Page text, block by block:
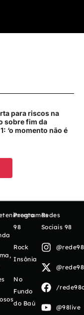
para riscos na
sobre fim da
‘o momento não é
Programas
98
Rock
Insônia
No
Fundo
do Baú
Redes
Sociais 98
/
@98live